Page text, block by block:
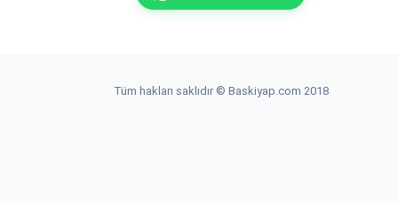
Tüm hakları saklıdır © Baskiyap.com 2018